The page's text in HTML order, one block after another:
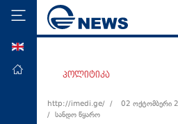
მთავარი
ეკონომიკა
პოლიტიკა
http://imedi.ge/ /
02 ოქტომბერი
/ სანდო წყარო